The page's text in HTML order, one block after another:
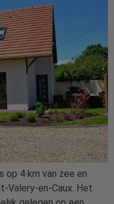
op 4 km van zee en
Valery-en-Caux. Het